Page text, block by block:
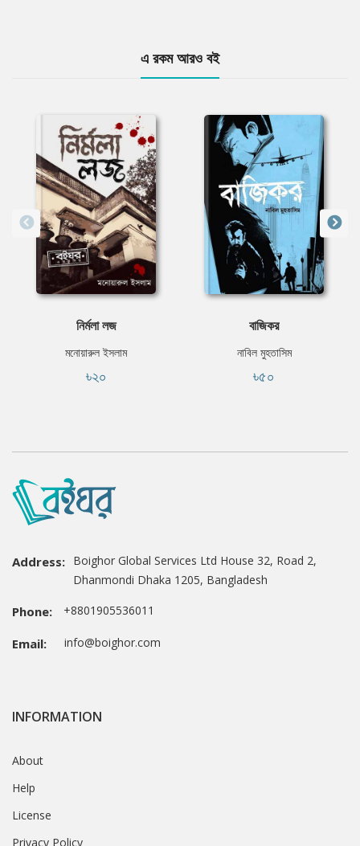
এ রকম আরও বই
নির্মলা লজ
মনোয়ারুল ইসলাম
৳২০
বাজিকর
নাবিল মুহতাসিম
৳৫০
Address: Boighor Global Services Ltd House 32, Road 2,
Dhanmondi Dhaka 1205, Bangladesh
Phone: +8801905536011
Email: info@boighor.com
INFORMATION
About
Help
License
Privacy Policy